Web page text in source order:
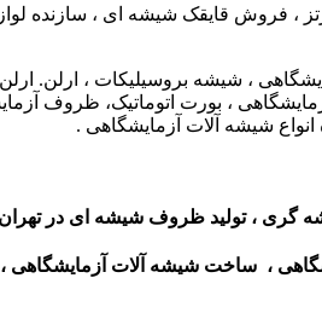
، فروش قایقک شیشه ای ، سازنده
، شیشه بروسیلیکات ، ارلن. ارلن
آزمایشگاهی ، بورت اتوماتیک، ظروف
انواع شیشه آلات آزمایشگاهی .
گری ،تولید ظروف شیشه ای در تهران
، ساخت شیشه آلات آزمایشگاهی